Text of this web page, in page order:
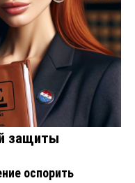
защиты
оспорить